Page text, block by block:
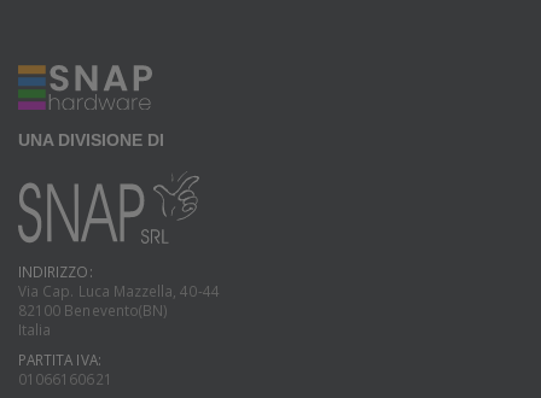
UNA DIVISIONE DI
INDIRIZZO:
Via Cap. Luca Mazzella, 40-44
82100 Benevento(BN)
Italia
PARTITA IVA:
01066160621